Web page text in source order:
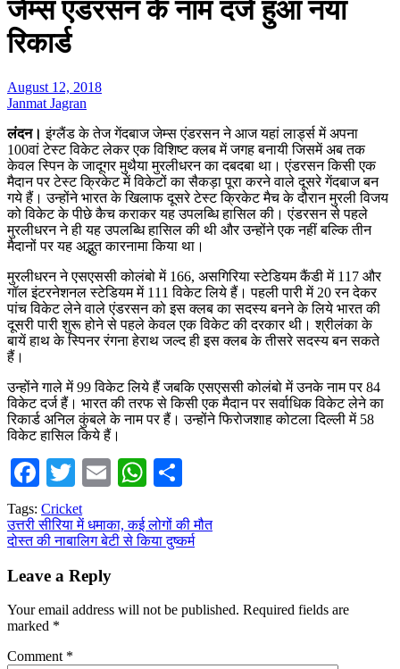
जेम्स एंडरसन के नाम दर्ज हुआ नया
रिकार्ड
August 12, 2018
Janmat Jagran
लंदन। इंग्लैंड के तेज गेंदबाज जेम्स एंडरसन ने आज यहां लार्ड्स में अपना
100वां टेस्ट विकेट लेकर एक विशिष्ट क्लब में जगह बनायी जिसमें अब तक
केवल स्पिन के जादूगर मुथैया मुरलीधरन का दबदबा था। एंडरसन किसी एक
मैदान पर टेस्ट क्रिकेट में विकेटों का सैकड़ा पूरा करने वाले दूसरे गेंदबाज बन
गये हैं। उन्होंने भारत के खिलाफ दूसरे टेस्ट क्रिकेट मैच के दौरान मुरली विजय
को विकेट के पीछे कैच कराकर यह उपलब्धि हासिल की। एंडरसन से पहले
मुरलीधरन ने ही यह उपलब्धि हासिल की थी और उन्होंने एक नहीं बल्कि तीन
मैदानों पर यह अद्भुत कारनामा किया था।
मुरलीधरन ने एसएससी कोलंबो में 166, असगिरिया स्टेडियम कैंडी में 117 और
गॉल इंटरनेशनल स्टेडियम में 111 विकेट लिये हैं। पहली पारी में 20 रन देकर
पांच विकेट लेने वाले एंडरसन को इस क्लब का सदस्य बनने के लिये भारत की
दूसरी पारी शुरू होने से पहले केवल एक विकेट की दरकार थी। श्रीलंका के
बायें हाथ के स्पिनर रंगना हेराथ जल्द ही इस क्लब के तीसरे सदस्य बन सकते
हैं।
उन्होंने गाले में 99 विकेट लिये हैं जबकि एसएससी कोलंबो में उनके नाम पर 84
विकेट दर्ज हैं। भारत की तरफ से किसी एक मैदान पर सर्वाधिक विकेट लेने का
रिकार्ड अनिल कुंबले के नाम पर हैं। उन्होंने फिरोजशाह कोटला दिल्ली में 58
विकेट हासिल किये हैं।
Facebook
TwitterEmailWhatsApp
Tags: Cricket
Post
navigation
उत्तरी सीरिया में धमाका, कई लोगों की मौत
दोस्त की नाबालिग बेटी से किया दुष्कर्म
Leave a Reply
Your email address will not be published. Required fields are
marked *
Comment *